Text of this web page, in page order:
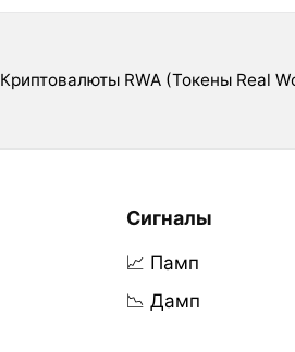
Криптовалюты RWA (Токены Real
Сигналы
📈 Памп
📉 Дамп